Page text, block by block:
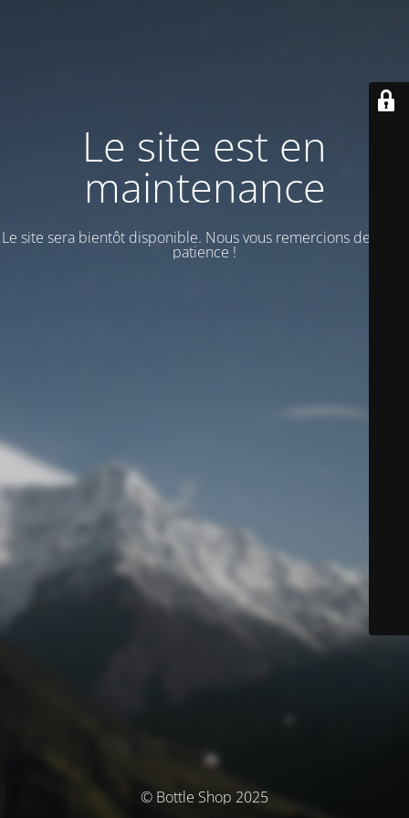
Le site est en
maintenance
Le site sera bientôt disponible. Nous vous remercions de votre
patience !
© Bottle Shop 2025